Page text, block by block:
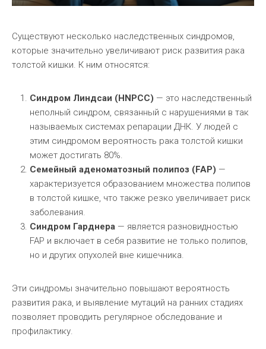
Существуют несколько наследственных синдромов,
которые значительно увеличивают риск развития рака
толстой кишки. К ним относятся:
Синдром Линдсаи (HNPCC) — это наследственный
неполный синдром, связанный с нарушениями в так
называемых системах репарации ДНК. У людей с
этим синдромом вероятность рака толстой кишки
может достигать 80%.
Семейный аденоматозный полипоз (FAP) —
характеризуется образованием множества полипов
в толстой кишке, что также резко увеличивает риск
заболевания.
Синдром Гарднера — является разновидностью
FAP и включает в себя развитие не только полипов,
но и других опухолей вне кишечника.
Эти синдромы значительно повышают вероятность
развития рака, и выявление мутаций на ранних стадиях
позволяет проводить регулярное обследование и
профилактику.